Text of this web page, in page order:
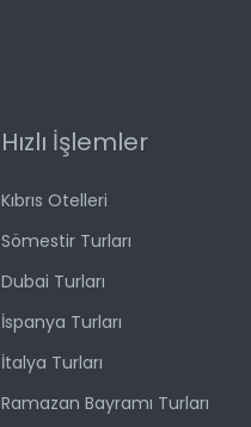
Hızlı İşlemler
Kıbrıs Otelleri
Sömestir Turları
Dubai Turları
İspanya Turları
İtalya Turları
Ramazan Bayramı Turları